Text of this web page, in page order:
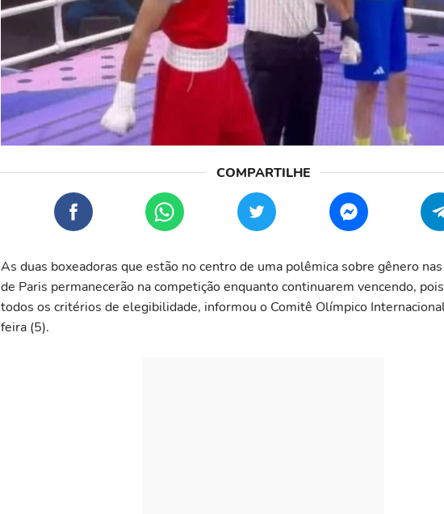
As duas boxeadoras que estão no centro de uma polêmica sobre gênero
de Paris permanecerão na competição enquanto continuarem vencendo,
todos os critérios de elegibilidade, informou o Comitê Olímpico
feira (5).